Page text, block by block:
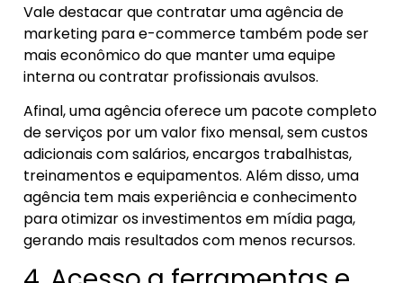
Vale destacar que contratar uma agência de
marketing para e-commerce também pode ser
mais econômico do que manter uma equipe
interna ou contratar profissionais avulsos.
Afinal, uma agência oferece um pacote completo
de serviços por um valor fixo mensal, sem custos
adicionais com salários, encargos trabalhistas,
treinamentos e equipamentos. Além disso, uma
agência tem mais experiência e conhecimento
para otimizar os investimentos em mídia paga,
gerando mais resultados com menos recursos.